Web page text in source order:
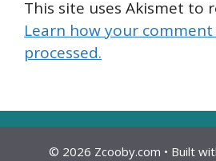
This site uses Akismet to
Learn how your
processed.
© 2026 Zcooby.com • Built